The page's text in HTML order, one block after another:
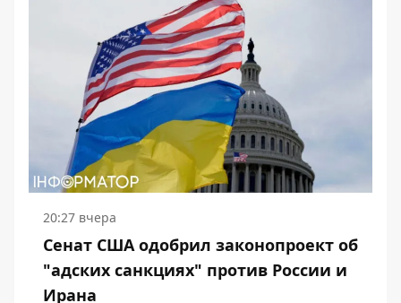
20:27 вчера
Сенат США одобрил законопроект об
"адских санкциях" против России и
Ирана